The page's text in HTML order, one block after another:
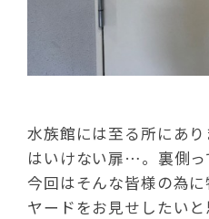
水族館には至る所にあ
はいけない扉…。裏側っ
今回はそんな皆様の為
ヤードをお見せしたいと